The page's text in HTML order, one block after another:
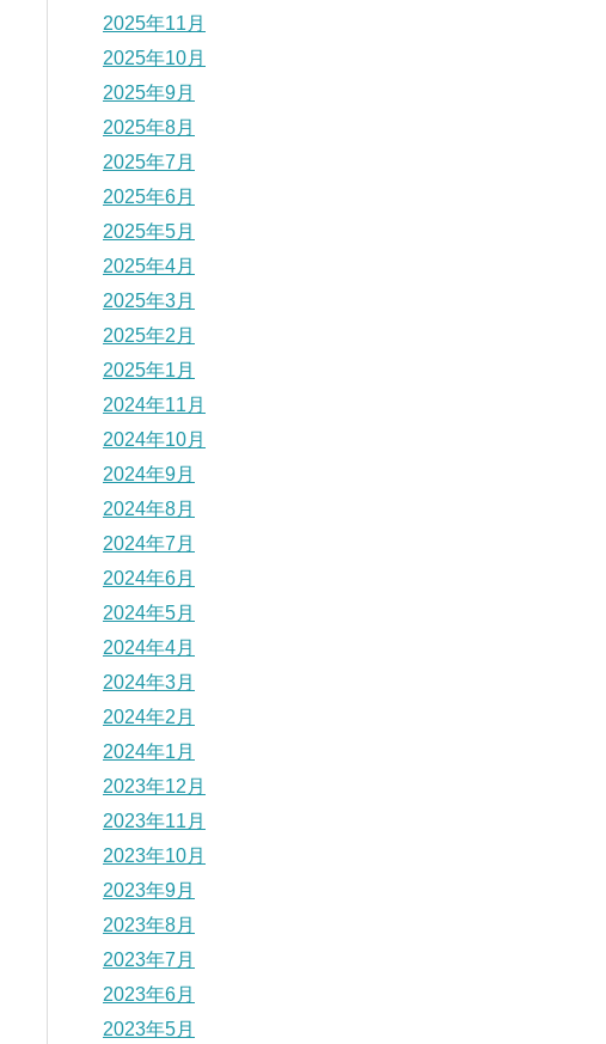
2025年11月
2025年10月
2025年9月
2025年8月
2025年7月
2025年6月
2025年5月
2025年4月
2025年3月
2025年2月
2025年1月
2024年11月
2024年10月
2024年9月
2024年8月
2024年7月
2024年6月
2024年5月
2024年4月
2024年3月
2024年2月
2024年1月
2023年12月
2023年11月
2023年10月
2023年9月
2023年8月
2023年7月
2023年6月
2023年5月